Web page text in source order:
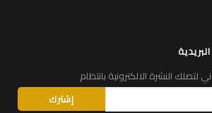
لتصلك النشرة الالكترونية بانتظام